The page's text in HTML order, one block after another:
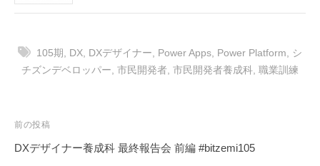
105期 DX DXデザイナー Power Apps Power Platform
シ
チズンデベロッパー 市民開発者 市民開発者養成科 職業訓練
投
稿
前の投稿
DXデザイナー養成科 最終報告会 前編 #bitzemi105